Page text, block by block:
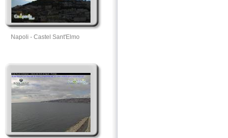
Napoli - Castel Sant'Elmo